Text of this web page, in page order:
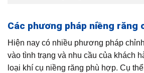
Các phương pháp niềng răng
Hiện nay có nhiều phương pháp
vào tình trạng và nhu cầu của khách
loại khí cụ niềng răng phù hợp. Cụ